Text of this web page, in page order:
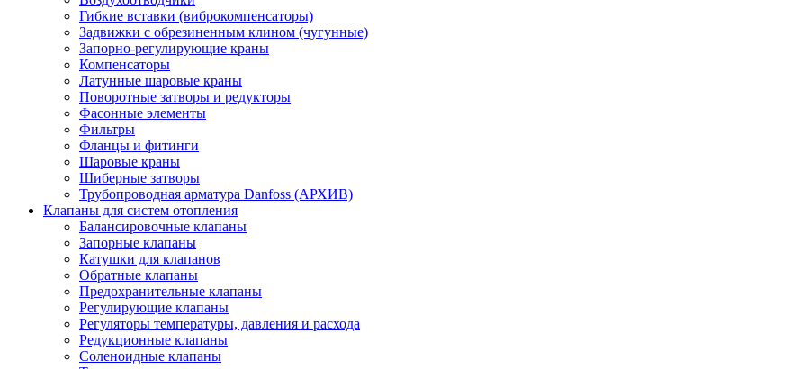
Гибкие вставки (виброкомпенсаторы)
Задвижки с обрезиненным клином (чугунные)
Запорно-регулирующие краны
Компенсаторы
Латунные шаровые краны
Поворотные затворы и редукторы
Фасонные элементы
Фильтры
Фланцы и фитинги
Шаровые краны
Шиберные затворы
Трубопроводная арматура Danfoss (АРХИВ)
Клапаны для систем отопления
Балансировочные клапаны
Запорные клапаны
Катушки для клапанов
Обратные клапаны
Предохранительные клапаны
Регулирующие клапаны
Регуляторы температуры, давления и расхода
Редукционные клапаны
Соленоидные клапаны